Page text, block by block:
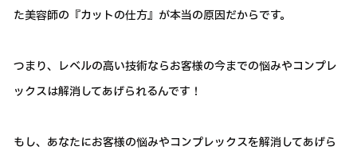
た美容師の『カットの仕方』が本当の原因だからです。
つまり、レベルの高い技術ならお客様の今までの悩みやコンプレ
ックスは解消してあげられるんです！
もし、あなたにお客様の悩みやコンプレックスを解消してあげら